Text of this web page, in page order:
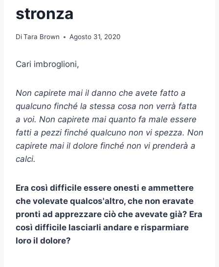
stronza
DiTara Brown Agosto 31, 2020
Cari imbroglioni,
Non capirete mai il danno che avete fatto a
qualcuno finché la stessa cosa non verrà fatta
a voi. Non capirete mai quanto fa male essere
fatti a pezzi finché qualcuno non vi spezza. Non
capirete mai il dolore finché non vi prenderà a
calci.
Era così difficile essere onesti e ammettere
che volevate qualcos'altro, che non eravate
pronti ad apprezzare ciò che avevate già? Era
così difficile lasciarli andare e risparmiare
loro il dolore?